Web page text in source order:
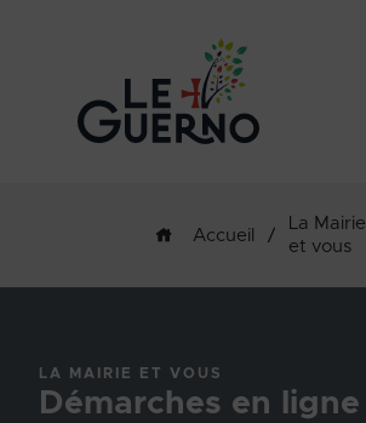
Accueil /
La Mairie
et vous
LA MAIRIE ET VOUS
Démarches en ligne